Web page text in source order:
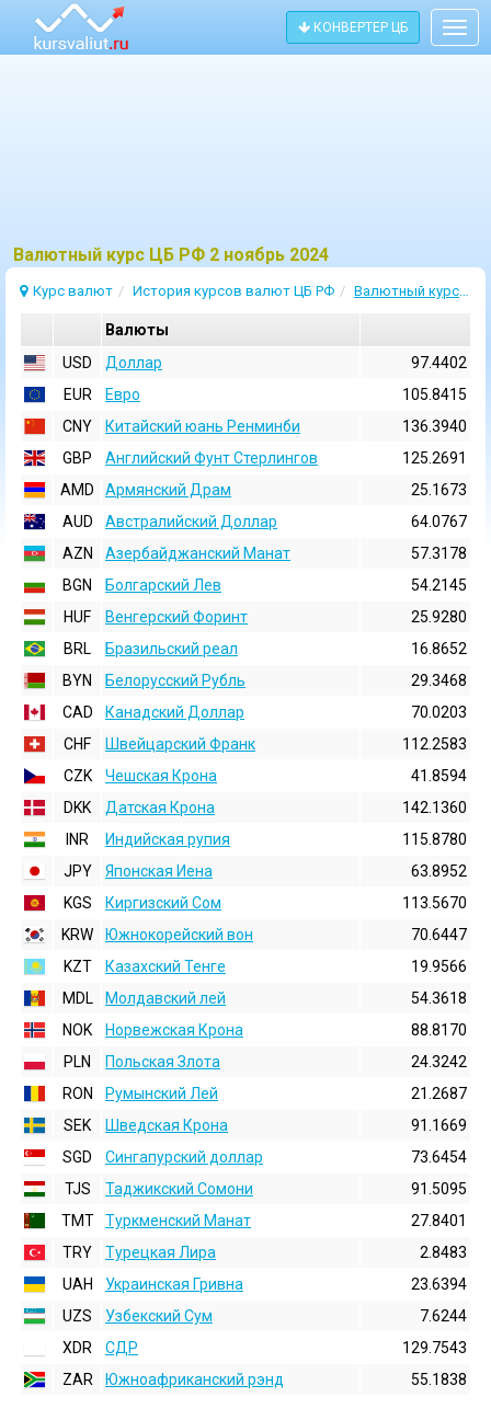
КОНВЕРТЕР ЦБ
Bалютный курс ЦБ РФ 2 ноябрь 2024
Курс валют История курсов валют ЦБ РФ Валютный курс 2 Ноябрь 2024
Валюты
USD
Доллар
97.4402
EUR
Евро
105.8415
CNY
Китайский юань Ренминби
136.3940
GBP
Английский Фунт Стерлингов
125.2691
AMD
Армянский Драм
25.1673
AUD
Австралийский Доллар
64.0767
AZN
Азербайджанский Манат
57.3178
BGN
Болгарский Лев
54.2145
HUF
Венгерский Форинт
25.9280
BRL
Бразильский реал
16.8652
BYN
Белорусский Рубль
29.3468
CAD
Канадский Доллар
70.0203
CHF
Швейцарский Франк
112.2583
CZK
Чешская Крона
41.8594
DKK
Датская Крона
142.1360
INR
Индийская pупия
115.8780
JPY
Японская Иена
63.8952
KGS
Киргизский Сом
113.5670
KRW
Южнокорейский вон
70.6447
KZT
Казахский Тенге
19.9566
MDL
Молдавский лей
54.3618
NOK
Норвежская Крона
88.8170
PLN
Польская Злота
24.3242
RON
Румынский Лей
21.2687
SEK
Шведская Крона
91.1669
SGD
Сингапурский доллар
73.6454
TJS
Таджикский Сомони
91.5095
TMT
Туркменский Манат
27.8401
TRY
Турецкая Лира
2.8483
UAH
Украинская Гривна
23.6394
UZS
Узбекский Сум
7.6244
XDR
СДР
129.7543
ZAR
Южноафриканский рэнд 55.1838